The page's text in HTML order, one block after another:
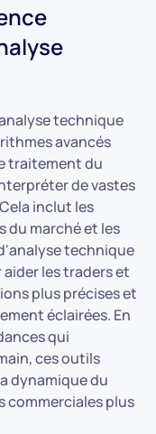
technique
avancés
traitement du
de vastes
inclut les
du marché et les
technique
les traders et
plus précises et
éclairées. En
qui
ces outils
dynamique du
commerciales plus